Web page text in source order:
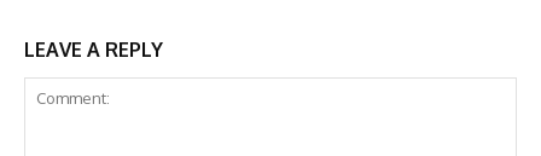
LEAVE A REPLY